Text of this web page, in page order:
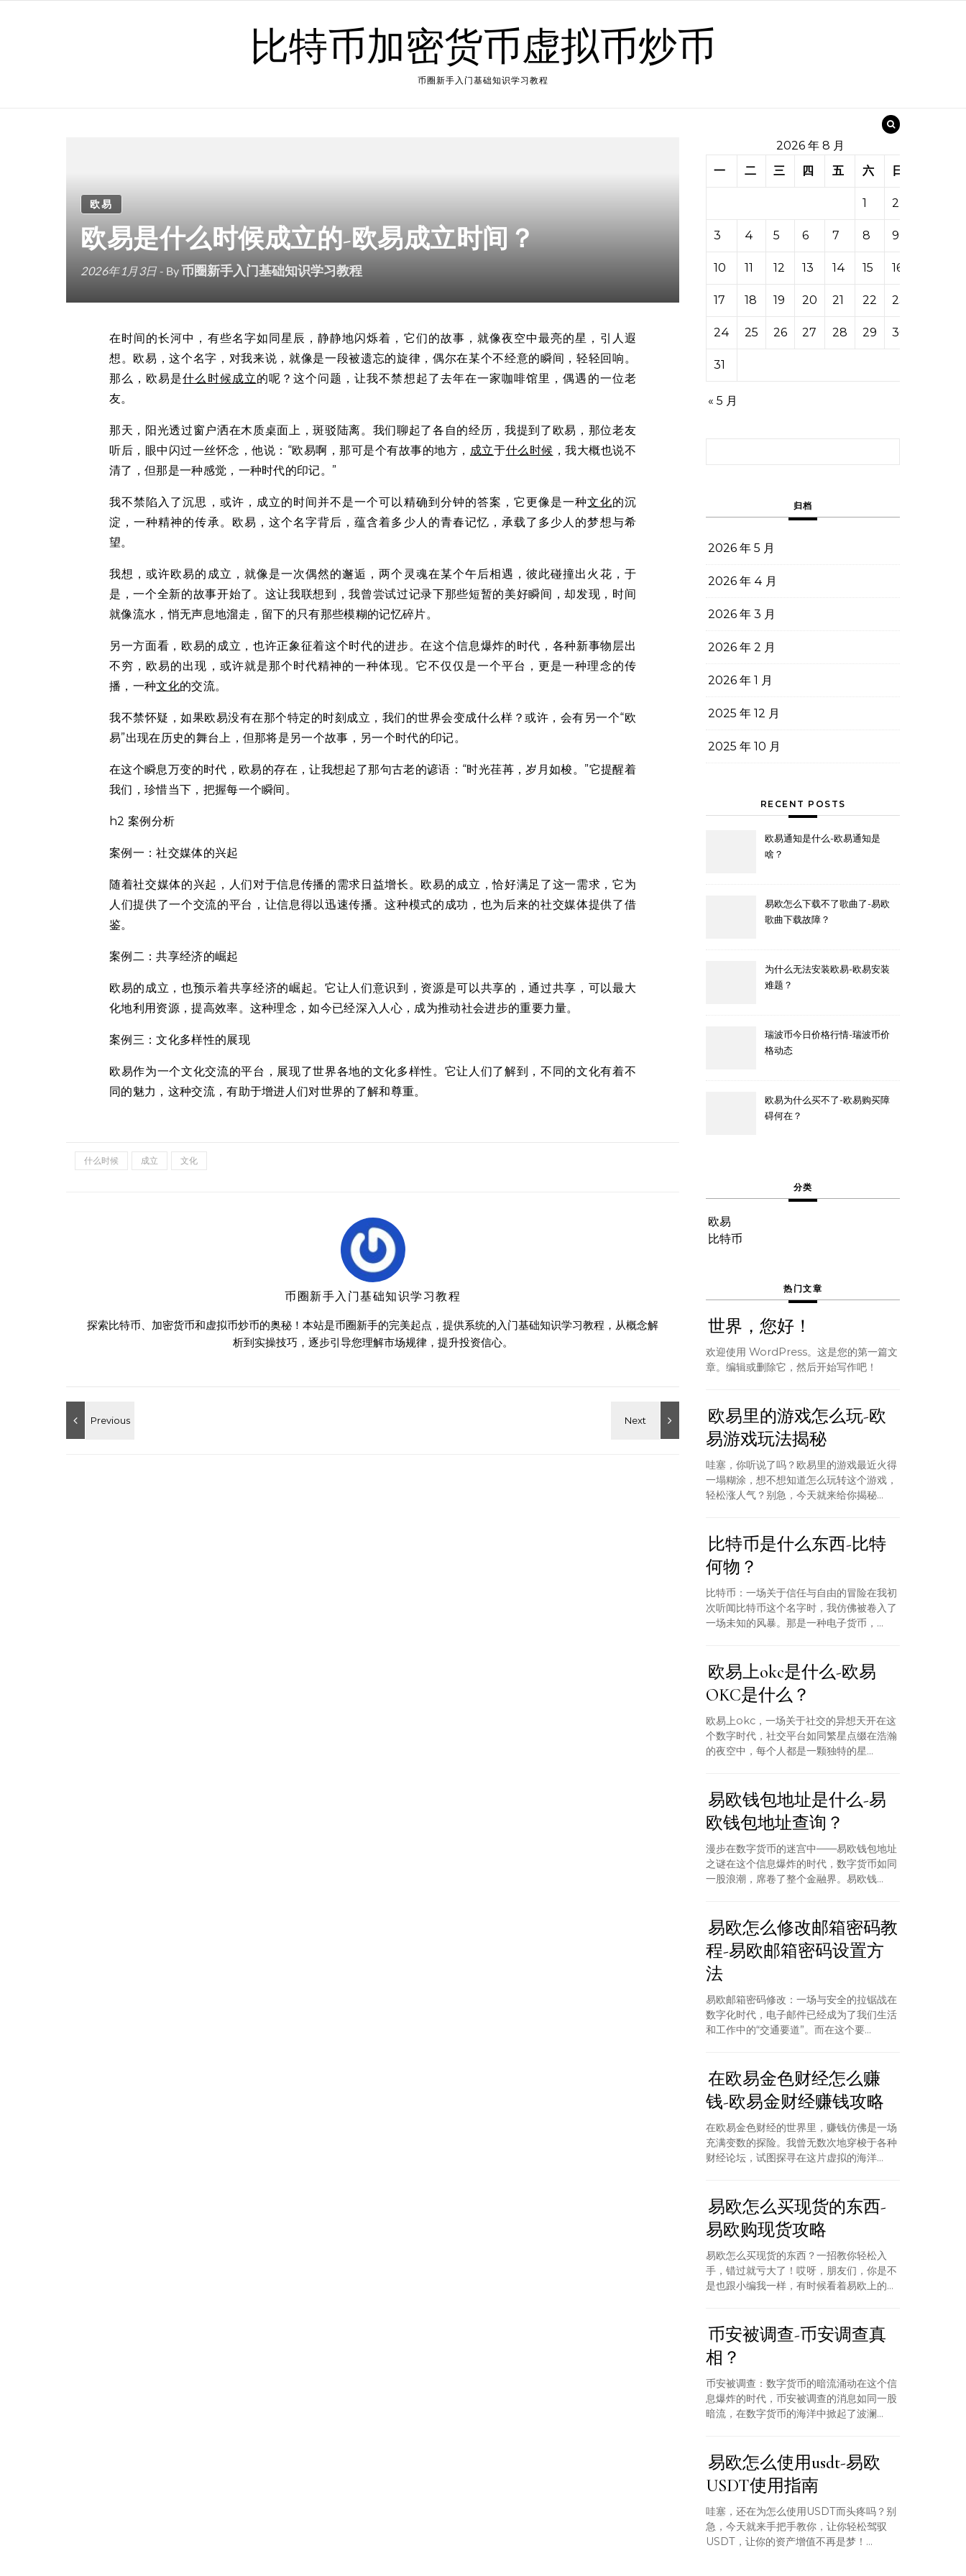
比特币加密货币虚拟币炒币
币圈新手入门基础知识学习教程
欧易
欧易是什么时候成立的-欧易成立时间？
2026年1月3日 - By币圈新手入门基础知识学习教程
在时间的长河中，有些名字如同星辰，静静地闪烁着，它们的故事，就像夜空中最亮的星，引人遐
想。欧易，这个名字，对我来说，就像是一段被遗忘的旋律，偶尔在某个不经意的瞬间，轻轻回响。
那么，欧易是什么时候成立的呢？这个问题，让我不禁想起了去年在一家咖啡馆里，偶遇的一位老
友。
那天，阳光透过窗户洒在木质桌面上，斑驳陆离。我们聊起了各自的经历，我提到了欧易，那位老友
听后，眼中闪过一丝怀念，他说：“欧易啊，那可是个有故事的地方， 成立于什么时候 ，我大概也说不
清了，但那是一种感觉，一种时代的印记。”
我不禁陷入了沉思，或许，成立的时间并不是一个可以精确到分钟的答案，它更像是一种文化的沉
淀，一种精神的传承。欧易，这个名字背后，蕴含着多少人的青春记忆，承载了多少人的梦想与希
望。
我想，或许欧易的成立，就像是一次偶然的邂逅，两个灵魂在某个午后相遇，彼此碰撞出火花，于
是，一个全新的故事开始了。这让我联想到，我曾尝试过记录下那些短暂的美好瞬间，却发现，时间
就像流水，悄无声息地溜走，留下的只有那些模糊的记忆碎片。
另一方面看，欧易的成立，也许正象征着这个时代的进步。在这个信息爆炸的时代，各种新事物层出
不穷，欧易的出现，或许就是那个时代精神的一种体现。它不仅仅是一个平台，更是一种理念的传
播，一种文化的交流。
我不禁怀疑，如果欧易没有在那个特定的时刻成立，我们的世界会变成什么样？或许，会有另一个“欧
易”出现在历史的舞台上，但那将是另一个故事，另一个时代的印记。
在这个瞬息万变的时代，欧易的存在，让我想起了那句古老的谚语：“时光荏苒，岁月如梭。”它提醒着
我们，珍惜当下，把握每一个瞬间。
h2 案例分析
案例一：社交媒体的兴起
随着社交媒体的兴起，人们对于信息传播的需求日益增长。欧易的成立，恰好满足了这一需求，它为
人们提供了一个交流的平台，让信息得以迅速传播。这种模式的成功，也为后来的社交媒体提供了借
鉴。
案例二：共享经济的崛起
欧易的成立，也预示着共享经济的崛起。它让人们意识到，资源是可以共享的，通过共享，可以最大
化地利用资源，提高效率。这种理念，如今已经深入人心，成为推动社会进步的重要力量。
案例三：文化多样性的展现
欧易作为一个文化交流的平台，展现了世界各地的文化多样性。它让人们了解到，不同的文化有着不
同的魅力，这种交流，有助于增进人们对世界的了解和尊重。
什么时候 成立 文化
币圈新手入门基础知识学习教程
探索比特币、加密货币和虚拟币炒币的奥秘！本站是币圈新手的完美起点，提供系统的入门基础知识学习教程，从概念解
析到实操技巧，逐步引导您理解市场规律，提升投资信心。
2026 年 8 月
一
二 三 四 五 六 日
1 2
3 4 5 6 7 8 9
10 11 12 13 14 15 16
17 18 19 20 21 22 23
24 25 26 27 28 29 30
31
« 5 月
归档
2026 年 5 月
2026 年 4 月
2026 年 3 月
2026 年 2 月
2026 年 1 月
2025 年 12 月
2025 年 10 月
RECENT POSTS
欧易通知是什么-欧易通知是
啥？
易欧怎么下载不了歌曲了-易欧
歌曲下载故障？
为什么无法安装欧易-欧易安装
难题？
瑞波币今日价格行情-瑞波币价
格动态
欧易为什么买不了-欧易购买障
碍何在？
分类
欧易
比特币
热门文章
世界，您好！
欢迎使用 WordPress。这是您的第一篇文
章。编辑或删除它，然后开始写作吧！
欧易里的游戏怎么玩-欧
易游戏玩法揭秘
哇塞，你听说了吗？欧易里的游戏最近火得
一塌糊涂，想不想知道怎么玩转这个游戏，
轻松涨人气？别急，今天就来给你揭秘...
比特币是什么东西-比特
何物？
比特币：一场关于信任与自由的冒险在我初
次听闻比特币这个名字时，我仿佛被卷入了
一场未知的风暴。那是一种电子货币，...
欧易上okc是什么-欧易
OKC是什么？
欧易上okc，一场关于社交的异想天开在这
个数字时代，社交平台如同繁星点缀在浩瀚
的夜空中，每个人都是一颗独特的星...
易欧钱包地址是什么-易
欧钱包地址查询？
漫步在数字货币的迷宫中——易欧钱包地址
之谜在这个信息爆炸的时代，数字货币如同
一股浪潮，席卷了整个金融界。易欧钱...
易欧怎么修改邮箱密码教
程-易欧邮箱密码设置方
法
易欧邮箱密码修改：一场与安全的拉锯战在
数字化时代，电子邮件已经成为了我们生活
和工作中的“交通要道”。而在这个要...
在欧易金色财经怎么赚
钱-欧易金财经赚钱攻略
在欧易金色财经的世界里，赚钱仿佛是一场
充满变数的探险。我曾无数次地穿梭于各种
财经论坛，试图探寻在这片虚拟的海洋...
易欧怎么买现货的东西-
易欧购现货攻略
易欧怎么买现货的东西？一招教你轻松入
手，错过就亏大了！哎呀，朋友们，你是不
是也跟小编我一样，有时候看着易欧上的...
币安被调查-币安调查真
相？
币安被调查：数字货币的暗流涌动在这个信
息爆炸的时代，币安被调查的消息如同一股
暗流，在数字货币的海洋中掀起了波澜...
易欧怎么使用usdt-易欧
USDT使用指南
哇塞，还在为怎么使用USDT而头疼吗？别
急，今天就来手把手教你，让你轻松驾驭
USDT，让你的资产增值不再是梦！...